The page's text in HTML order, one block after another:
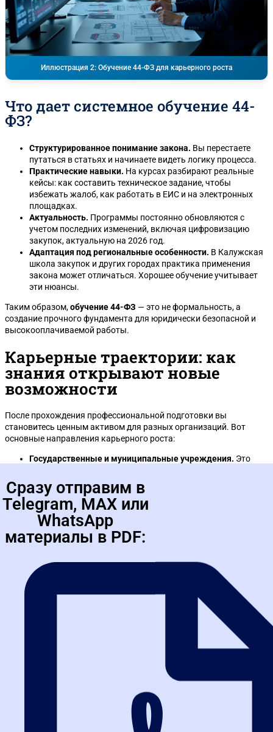
Иллюстрация 2: Обучение 44-ФЗ для карьерного роста
Что дает системное обучение 44-
ФЗ?
Структурированное понимание закона. Вы перестаете
путаться в статьях и начинаете видеть логику процесса.
Практические навыки. На курсах разбирают реальные
кейсы: как составить техническое задание, чтобы
избежать жалоб, как работать в ЕИС и на электронных
площадках.
Актуальность. Программы постоянно обновляются с
учетом последних изменений, включая цифровизацию
закупок, актуальную на 2026 год.
Адаптация под региональные особенности. В Калужская
школа закупок и других городах практика применения
закона может отличаться. Хорошее обучение учитывает
эти нюансы.
Таким образом,обучение 44-ФЗ — это не формальность, а
создание прочного фундамента для юридически безопасной и
высокооплачиваемой работы.
Карьерные траектории: как
знания открывают новые
возможности
После прохождения профессиональной подготовки вы
становитесь ценным активом для разных организаций. Вот
основные направления карьерного роста:
Государственные и муниципальные учреждения. Это
Корпорации с госучастием и крупный бизнес.
компании работают по смешанной системе (44-ФЗ и 223-
ФЗ). Универсальный специалист ценится особенно высоко.
Консалтинговые и тендерные агентства.
консультировать поставщиков и заказчиков, помогая
Собственный бизнес.Опытные управляющие открывают
успешные консалтинговые практики, особенно
— не только рост дохода, но и
переход на руководящие должности: начальник отдела закупок,
тендерный управляющий, коммерческий директор. Инвестиция
грамотных специалистов стабильно превышает предложение.
Типовые ошибки поставщиков
и заказчиков: как их избежать
Даже опытные специалисты часто допускают ошибки, которые
Сразу отправим в
Telegram, MAX или
WhatsApp
материалы в PDF: